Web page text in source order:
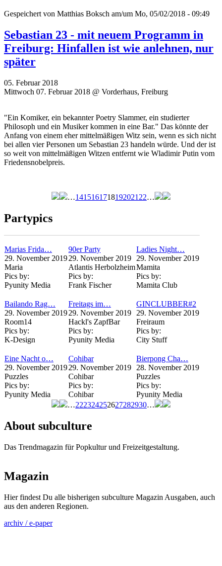
Gespeichert von Matthias Boksch am/um Mo, 05/02/2018 - 09:49
Sebastian 23 - mit neuem Programm in
Freiburg: Hinfallen ist wie anlehnen, nur
später
05. Februar 2018
Mittwoch 07. Februar 2018 @ Vorderhaus, Freiburg
"Ein Komiker, ein bekannter Poetry Slammer, ein studierter
Philosoph und ein Musiker kommen in eine Bar." Das könnte der
Anfang von einem eher mittelmäßigen Witz sein, wenn es sich nicht
bei allen vier Personen um Sebastian 23 handeln würde. Und der ist
so weit von mittelmäßigen Witzen entfernt wie Wladimir Putin vom
Friedensnobelpreis.
…1415161718192021 22…
Partypics
Marias Frida…
29. November 2019
Maria
Pics by:
Pyunity Media
90er Party
29. November 2019
Atlantis Herbolzheim
Pics by:
Frank Fischer
Ladies Night…
29. November 2019
Mamita
Pics by:
Mamita Club
Bailando Rag…
29. November 2019
Room14
Pics by:
K-Design
Freitags im…
29. November 2019
Hackl's ZapfBar
Pics by:
Pyunity Media
GINCLUBBER#2
29. November 2019
Freiraum
Pics by:
City Stuff
Eine Nacht o…
29. November 2019
Puzzles
Pics by:
Pyunity Media
Cohibar
29. November 2019
Cohibar
Pics by:
Cohibar
Bierpong Cha…
28. November 2019
Puzzles
Pics by:
Pyunity Media
…222324252627282930…
About subculture
Das Trendmagazin für Popkultur und Freizeitgestaltung.
Magazin
Hier findest Du alle bisherigen subculture Magazin Ausgaben, auch
aus den anderen Regionen.
archiv / e-paper